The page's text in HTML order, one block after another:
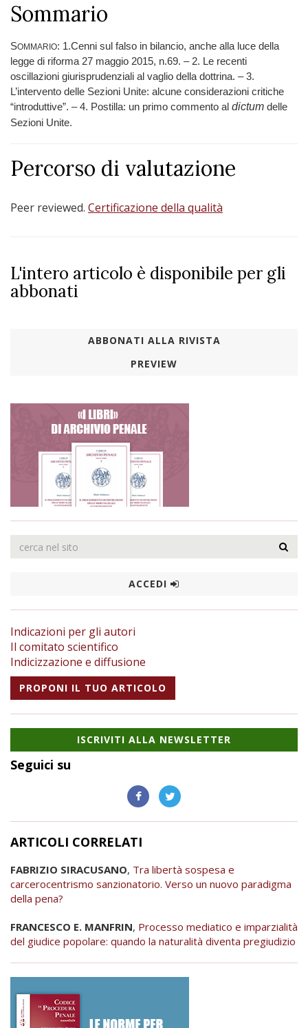
Sommario
SOMMARIO: 1.Cenni sul falso in bilancio, anche alla luce della
legge di riforma 27 maggio 2015, n.69. – 2. Le recenti
oscillazioni giurisprudenziali al vaglio della dottrina. –3.
L’intervento delle Sezioni Unite: alcune considerazioni critiche
“introduttive”. –4. Postilla: un primo commento al dictum delle
Sezioni Unite.
Percorso di valutazione
Peer reviewed. Certificazione della qualità
L'intero articolo è disponibile per gli
abbonati
ABBONATI ALLA RIVISTA
PREVIEW
ACCEDI
Indicazioni per gli autori
Il comitato scientifico
Indicizzazione e diffusione
PROPONI IL TUO ARTICOLO
ISCRIVITI ALLA NEWSLETTER
Seguici su
ARTICOLI CORRELATI
FABRIZIO SIRACUSANO, Tra libertà sospesa e
carcerocentrismo sanzionatorio. Verso un nuovo paradigma
della pena?
FRANCESCO E. MANFRIN, Processo mediatico e imparzialità
del giudice popolare: quando la naturalità diventa pregiudizio